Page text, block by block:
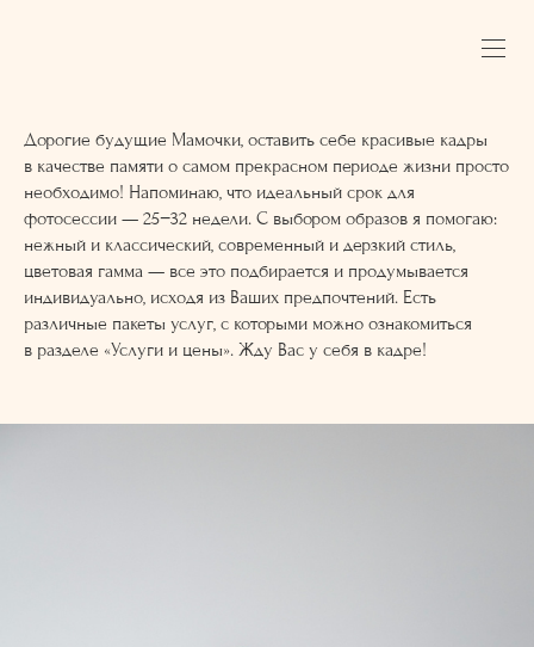
Дорогие будущие Мамочки, оставить себе красивые кадры
в качестве памяти о самом прекрасном периоде жизни просто
необходимо! Напоминаю, что идеальный срок для
фотосессии — 25−32 недели. С выбором образов я помогаю:
нежный и классический, современный и дерзкий стиль,
цветовая гамма — все это подбирается и продумывается
индивидуально, исходя из Ваших предпочтений. Есть
различные пакеты услуг, с которыми можно ознакомиться
в разделе «Услуги и цены». Жду Вас у себя в кадре!